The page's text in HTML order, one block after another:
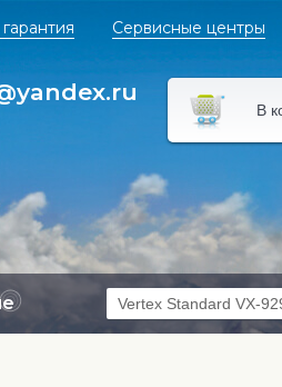
Сервисные центры
В